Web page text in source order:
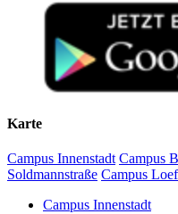
Karte
Campus Innenstadt Campus
Soldmannstraße Campus
Campus Innenstadt